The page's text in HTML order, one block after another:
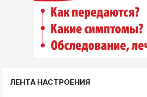
ЛЕНТА НАСТРОЕНИЯ